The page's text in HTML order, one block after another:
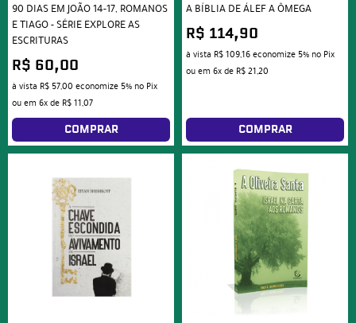
90 DIAS EM JOÃO 14-17, ROMANOS
E TIAGO - SÉRIE EXPLORE AS
ESCRITURAS
R$ 60,00
à vista R$ 57,00 economize 5% no Pix
ou em 6xde R$ 11,07
COMPRAR
A BÍBLIA DE ÁLEF A ÔMEGA
R$ 114,90
à vista R$ 109,16economize 5% no Pix
ou em 6xde R$ 21,20
COMPRAR